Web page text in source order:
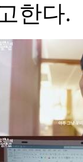
한다.